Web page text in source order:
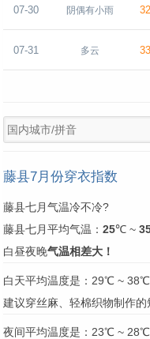
07-30 阴偶有小雨
07-31 多云
藤县7月份穿衣指数
藤县七月气温冷不冷?
藤县七月平均气温： 25℃ ~
白昼夜晚气温相差大！
白天平均温度是：29℃ ~ 38℃
建议穿丝麻、轻棉织物制作的
夜间平均温度是：23℃ ~ 28℃